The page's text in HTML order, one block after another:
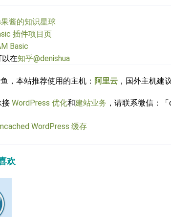
酱的知识星球
插件项目页
Basic
在知乎@denishua
，本站推荐使用的主机： 阿里云 ，国外主机建
接 WordPress 优化和建站业务 ，请联系微信：「
WordPress 缓存
欢